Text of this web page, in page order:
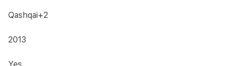
Qashqai+2
2013